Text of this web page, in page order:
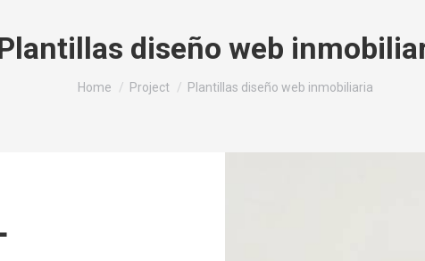
diseño web
You are here:
Home Project Plantillas diseño web inmobiliaria